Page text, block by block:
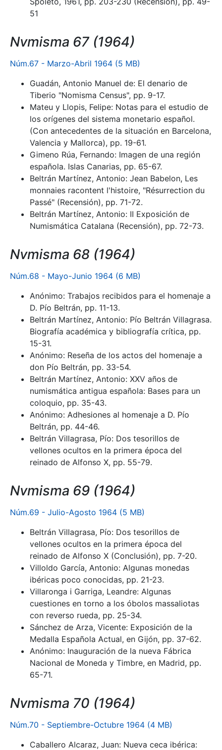
51
Nvmisma 67 (1964)
Núm.67 - Marzo-Abril 1964 (5 MB)
Guadán, Antonio Manuel de: El denario de
Tiberio "Nomisma Census", pp. 9-17.
Mateu y Llopis, Felipe: Notas para el estudio de
los orígenes del sistema monetario español.
(Con antecedentes de la situación en Barcelona,
Valencia y Mallorca), pp. 19-61.
Gimeno Rúa, Fernando: Imagen de una región
española. Islas Canarias, pp. 65-67.
Beltrán Martínez, Antonio: Jean Babelon, Les
monnaies racontent l'histoire, "Résurrection du
Passé" (Recensión), pp. 71-72.
Beltrán Martínez, Antonio: II Exposición de
Numismática Catalana (Recensión), pp. 72-73.
Nvmisma 68 (1964)
Núm.68 - Mayo-Junio 1964 (6 MB)
Anónimo: Trabajos recibidos para el homenaje a
D. Pío Beltrán, pp. 11-13.
Beltrán Martínez, Antonio: Pío Beltrán Villagrasa.
Biografía académica y bibliografía crítica, pp.
15-31.
Anónimo: Reseña de los actos del homenaje a
don Pío Beltrán, pp. 33-54.
Beltrán Martínez, Antonio: XXV años de
numismática antigua española: Bases para un
coloquio, pp. 35-43.
Anónimo: Adhesiones al homenaje a D. Pío
Beltrán, pp. 44-46.
Beltrán Villagrasa, Pío: Dos tesorillos de
vellones ocultos en la primera época del
reinado de Alfonso X, pp. 55-79.
Nvmisma 69 (1964)
Núm.69 - Julio-Agosto 1964 (5 MB)
Beltrán Villagrasa, Pío: Dos tesorillos de
vellones ocultos en la primera época del
reinado de Alfonso X (Conclusión), pp. 7-20.
Villoldo García, Antonio: Algunas monedas
ibéricas poco conocidas, pp. 21-23.
Villaronga i Garriga, Leandre: Algunas
cuestiones en torno a los óbolos massaliotas
con reverso rueda, pp. 25-34.
Sánchez de Arza, Vicente: Exposición de la
Medalla Española Actual, en Gijón, pp. 37-62.
Anónimo: Inauguración de la nueva Fábrica
Nacional de Moneda y Timbre, en Madrid, pp.
65-71.
Nvmisma 70 (1964)
Núm.70 - Septiembre-Octubre 1964 (4 MB)
Caballero Alcaraz, Juan: Nueva ceca ibérica: